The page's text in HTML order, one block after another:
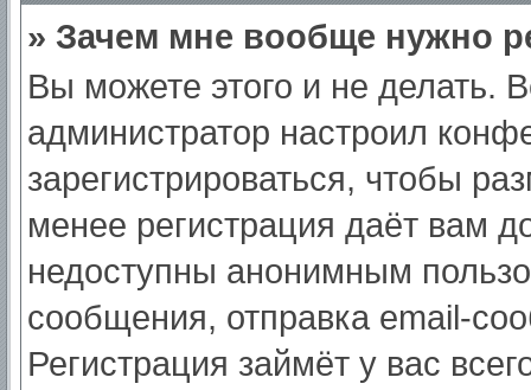
» Зачем мне вообще нужно
Вы можете этого и не делать.
администратор настроил
зарегистрироваться, чтобы
менее регистрация даёт вам
недоступны анонимным
сообщения, отправка email-
Регистрация займёт у вас